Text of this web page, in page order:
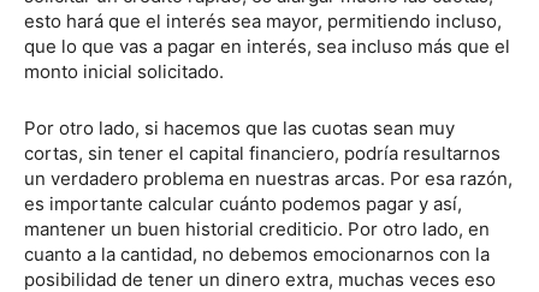
esto hará que el interés sea mayor, permitiendo incluso,
que lo que vas a pagar en interés, sea incluso más que el
monto inicial solicitado.
Por otro lado, si hacemos que las cuotas sean muy
cortas, sin tener el capital financiero, podría resultarnos
un verdadero problema en nuestras arcas. Por esa razón,
es importante calcular cuánto podemos pagar y así,
mantener un buen historial crediticio. Por otro lado, en
cuanto a la cantidad, no debemos emocionarnos con la
posibilidad de tener un dinero extra, muchas veces eso